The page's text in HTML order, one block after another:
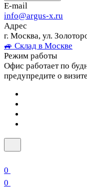
E-mail
info@argus-x.ru
Адрес
г. Москва, ул.
🚙 Склад в Москве
Режим работы
Офис работает по
предупредите о
0
0